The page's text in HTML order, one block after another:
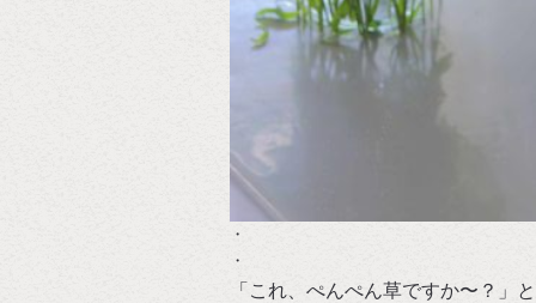
・
・
「これ、ぺんぺん草ですか〜？」